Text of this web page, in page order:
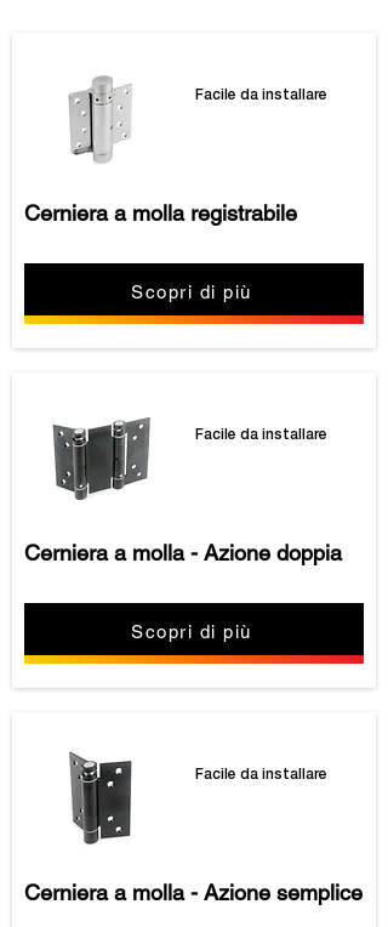
Facile da installare
Cerniera a molla registrabile
Scopri di più
Facile da installare
Cerniera a molla - Azione doppia
Scopri di più
Facile da installare
Cerniera a molla - Azione semplice